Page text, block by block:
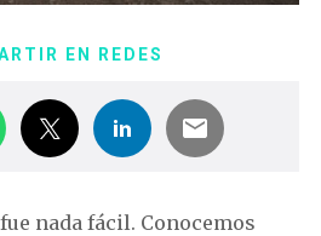
EN REDES
nada fácil. Conocemos